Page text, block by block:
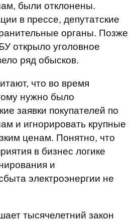
были отклонены.
в прессе, депутатские
органы. Позже
открыло уголовное
ряд обысков.
что во время
нужно было
заявки покупателей по
и игнорировать крупные
ценам. Понятно, что
в бизнес логике
и
электроэнергии не
тысячелетний закон